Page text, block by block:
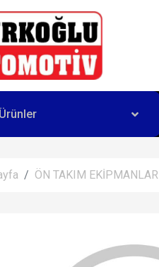
Ürünler
ÖN TAKIM EKİPMANLARI